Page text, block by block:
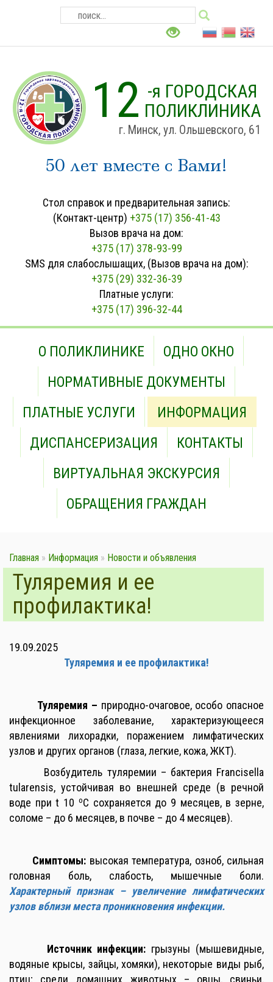
12 -я ГОРОДСКАЯ
ПОЛИКЛИНИКА
г. Минск, ул. Ольшевского, 61
50 лет вместе с Вами!
Стол справок и предварительная запись:
(Контакт-центр) +375 (17) 356-41-43
Вызов врача на дом:
+375 (17) 378-93-99
SMS для слабослышащих, (Вызов врача на дом):
+375 (29) 332-36-39
Платные услуги:
+375 (17) 396-32-44
О ПОЛИКЛИНИКЕ
ОДНО ОКНО
НОРМАТИВНЫЕ ДОКУМЕНТЫ
ПЛАТНЫЕ УСЛУГИ
ИНФОРМАЦИЯ
ДИСПАНСЕРИЗАЦИЯ
КОНТАКТЫ
ВИРТУАЛЬНАЯ ЭКСКУРСИЯ
ОБРАЩЕНИЯ ГРАЖДАН
Главная » Информация » Новости и объявления
Туляремия и ее
профилактика!
19.09.2025
Туляремия и ее профилактика!
Туляремия – природно-очаговое, особо опасное
инфекционное заболевание, характеризующееся
явлениями лихорадки, поражением лимфатических
узлов и других органов (глаза, легкие, кожа, ЖКТ).
Возбудитель туляремии – бактерия Francisella
tularensis, устойчивая во внешней среде (в речной
воде при t 10 оС сохраняется до 9 месяцев, в зерне,
соломе – до 6 месяцев, в почве – до 4 месяцев).
Симптомы: высокая температура, озноб, сильная
головная боль, слабость, мышечные боли.
Характерный признак – увеличение лимфатических
узлов вблизи места проникновения инфекции.
Источник инфекции: грызуны (мышевидные,
водяные крысы, зайцы, хомяки), некоторые виды рыб,
птиц; среди домашних животных
– овцы, свиньи,